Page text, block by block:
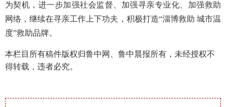
为契机，进一步加强社会监督、加强寻亲专业化、加强救助
网络，继续在寻亲工作上下功夫，积极打造“淄博救助 城市温
度”救助品牌。
本栏目所有稿件版权归鲁中网、鲁中晨报所有，未经授权不
得转载，违者必究。